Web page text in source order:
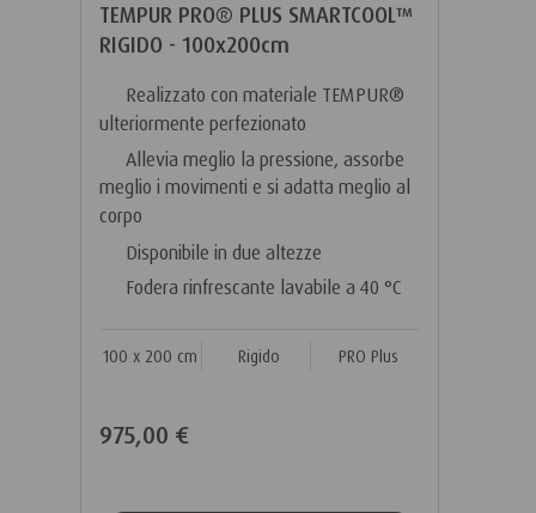
TEMPUR PRO® PLUS SMARTCOOL™
RIGIDO - 100x200cm
Realizzato con materiale TEMPUR®
ulteriormente perfezionato
Allevia meglio la pressione, assorbe
meglio i movimenti e si adatta meglio al
corpo
Disponibile in due altezze
Fodera rinfrescante lavabile a 40 °C
100 x 200 cm Rigido PRO Plus
975,00 €